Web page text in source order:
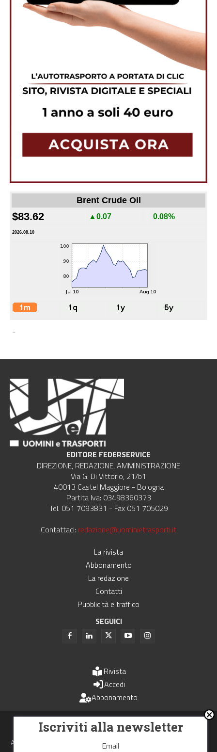
Brent Crude Oil
$83.62 ▲0.07 0.08%
2026.08.10
-
EDITORE FEDERSERVICE
DIREZIONE, REDAZIONE, AMMINISTRAZIONE
Via G. Di Vittorio, 21/b1
40013 Castel Maggiore - Bologna
Partita Iva: 03498360373
Tel. 051 7093831 - Fax 051 705029
Contattaci: redazione@uominietrasporti.it
La rivista
Abbonamento
La redazione
Contatti
Pubblicità e traffico
SEGUICI
Rivista
Accedi
Abbonamento
Uomini e Trasporti è un periodico associato all'Unione Stampa
Periodica Italiana - USPI
Autorizzazione del Tribunale di Bologna N.4993 del 15 giugno 1982
Iscriviti alla newsletter
Email